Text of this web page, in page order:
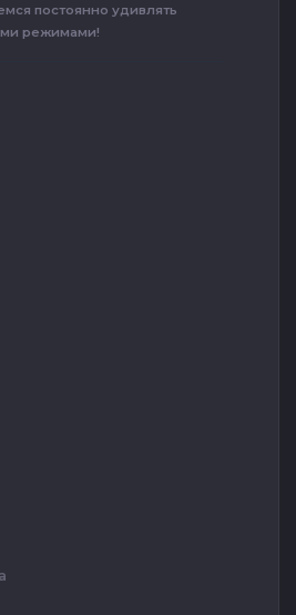
постоянно удивлять
режимами!